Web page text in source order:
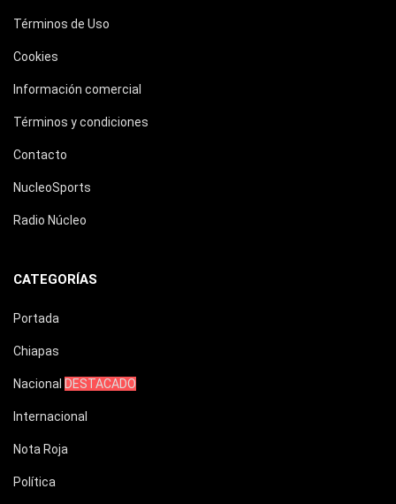
Términos de Uso
Cookies
Información comercial
Términos y condiciones
Contacto
NucleoSports
Radio Núcleo
CATEGORÍAS
Portada
Chiapas
Nacional DESTACADO
Internacional
Nota Roja
Política